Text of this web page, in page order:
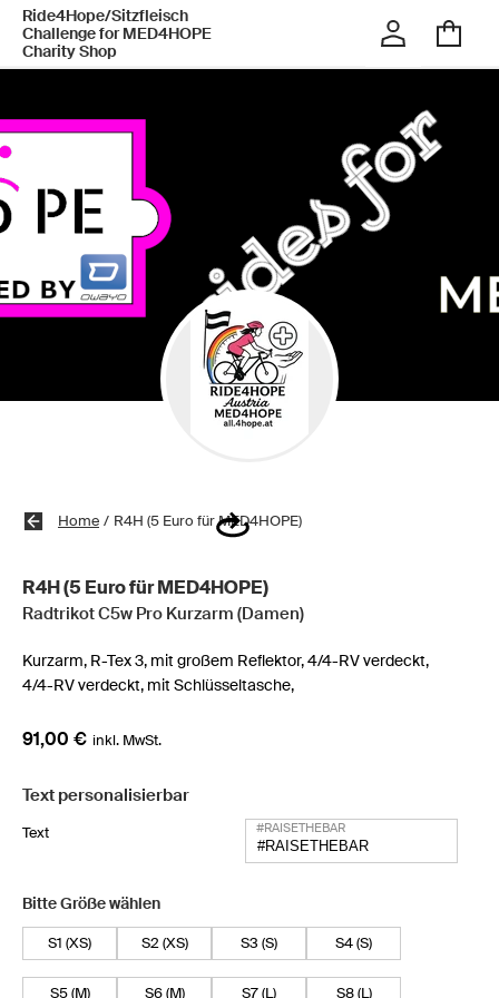
Ride4Hope/Sitzfleisch
Challenge for MED4HOPE
Charity Shop
Home / R4H (5 Euro für MED4HOPE)
R4H (5 Euro für MED4HOPE)
Radtrikot C5w Pro Kurzarm (Damen)
Kurzarm, R-Tex 3, mit großem Reflektor,4/4-RV verdeckt,
4/4-RV verdeckt, mit Schlüsseltasche,
91,00 € inkl. MwSt.
Text personalisierbar
Text #RAISETHEBAR
Bitte Größe wählen
S1 (XS) S2 (XS) S3 (S) S4 (S)
S5 (M) S6 (M) S7 (L) S8 (L)